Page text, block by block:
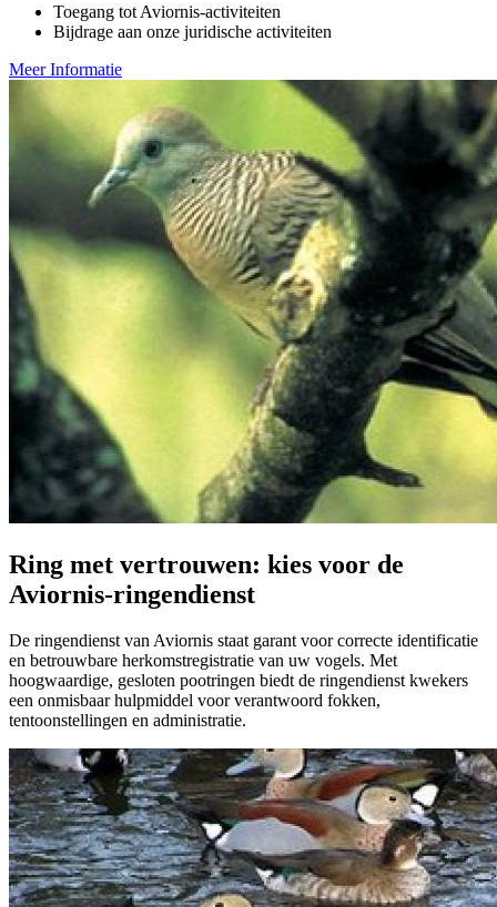
Toegang tot Aviornis-activiteiten
Bijdrage aan onze juridische activiteiten
Meer Informatie
Ring met vertrouwen: kies voor de
Aviornis-ringendienst
De ringendienst van Aviornis staat garant voor correcte identificatie
en betrouwbare herkomstregistratie van uw vogels. Met
hoogwaardige, gesloten pootringen biedt de ringendienst kwekers
een onmisbaar hulpmiddel voor verantwoord fokken,
tentoonstellingen en administratie.